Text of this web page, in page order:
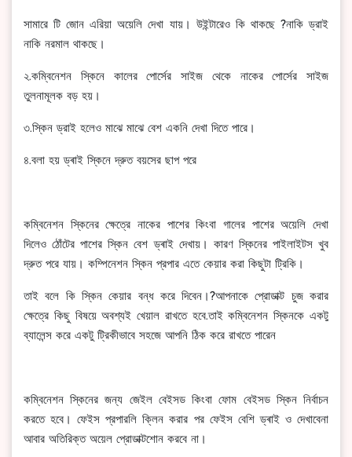
সামারে টি জোন এরিয়া অয়েলি দেখা যায়। উইন্টারেও কি থাকছে ?নাকি ড্রাই
নাকি নরমাল থাকছে।
২.কম্বিনেশন স্কিনে কালের পোর্সের সাইজ থেকে নাকের পোর্সের সাইজ
তুলনামূলক বড় হয়।
৩.স্কিন ড্রাই হলেও মাঝে মাঝে বেশ একনি দেখা দিতে পারে।
৪.বলা হয় ড্ৰাই স্কিনে দ্রুত বয়সের ছাপ পরে
কম্বিনেশন স্কিনের ক্ষেত্রে নাকের পাশের কিংবা গালের পাশের অয়েলি দেখা
দিলেও ঠোঁটের পাশের স্কিন বেশ ড্ৰাই দেখায়। কারণ স্কিনের পাইলাইটস খুব
দ্রুত পরে যায়। কম্পিনেশন স্কিন প্রপার এতে কেয়ার করা কিছুটা ট্রিকি।
তাই বলে কি স্কিন কেয়ার বন্ধ করে দিবেন।?আপনাকে প্রোডাক্ট চুজ করার
ক্ষেত্রে কিছু বিষয়ে অবশ্যই খেয়াল রাখতে হবে.তাই কম্বিনেশন স্কিনকে একটু
ব্যালেন্স করে একটু ট্রিকীভাবে সহজে আপনি ঠিক করে রাখতে পারেন
কম্বিনেশন স্কিনের জন্য জেইল বেইসড কিংবা ফোম বেইসড স্কিন নির্বাচন
করতে হবে। ফেইস প্রপারলি ক্লিন করার পর ফেইস বেশি ড্ৰাই ও দেখাবেনা
আবার অতিরিক্ত অয়েল প্রোডাক্টশোন করবে না।